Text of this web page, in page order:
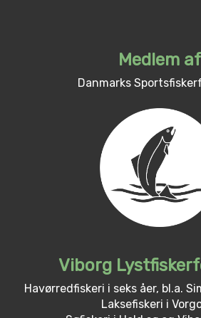
Medlem af
Danmarks
Viborg
Havørredfiskeri i seks åer, bl.a.
Laksefiskeri i